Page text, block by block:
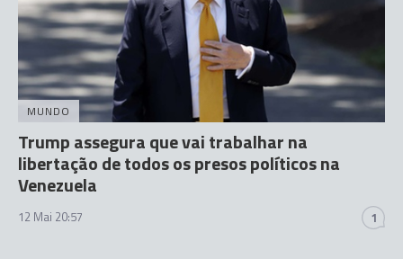
MUNDO
Trump assegura que vai trabalhar na
libertação de todos os presos políticos na
Venezuela
12 Mai 20:57 1